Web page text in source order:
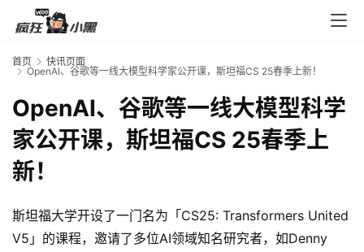
口
券
码
中
心
资
源
首页
快讯页面
OpenAI、谷歌等一线大模型科学家公开课，斯坦福CS 25春季上新！
OpenAI、谷歌等一线大模型科学
家公开课，斯坦福CS 25春季上
新！
斯坦福大学开设了一门名为「CS25: Transformers United
V5」的课程，邀请了多位AI领域知名研究者，如Denny